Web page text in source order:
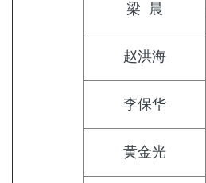
梁 晨
赵洪海
李保华
黄金光